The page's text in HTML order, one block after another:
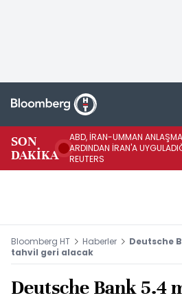
SON
DAKİKA
ABD, İRAN-UMMAN
ARDINDAN İRAN'A
REUTERS
Bloomberg HT Haberler
Deutsche
tahvil geri alacak
Deutsche Bank 5.4